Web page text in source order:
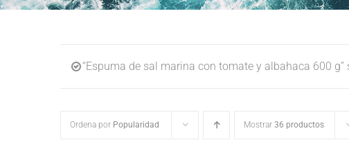
“Espuma de sal marina con tomate y albahaca 600
Ordena por Popularidad Mostrar 36 productos